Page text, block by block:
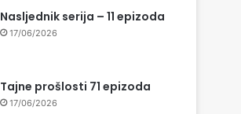
Nasljednik serija – 11 epizoda
17/06/2026
Tajne prošlosti 71 epizoda
17/06/2026